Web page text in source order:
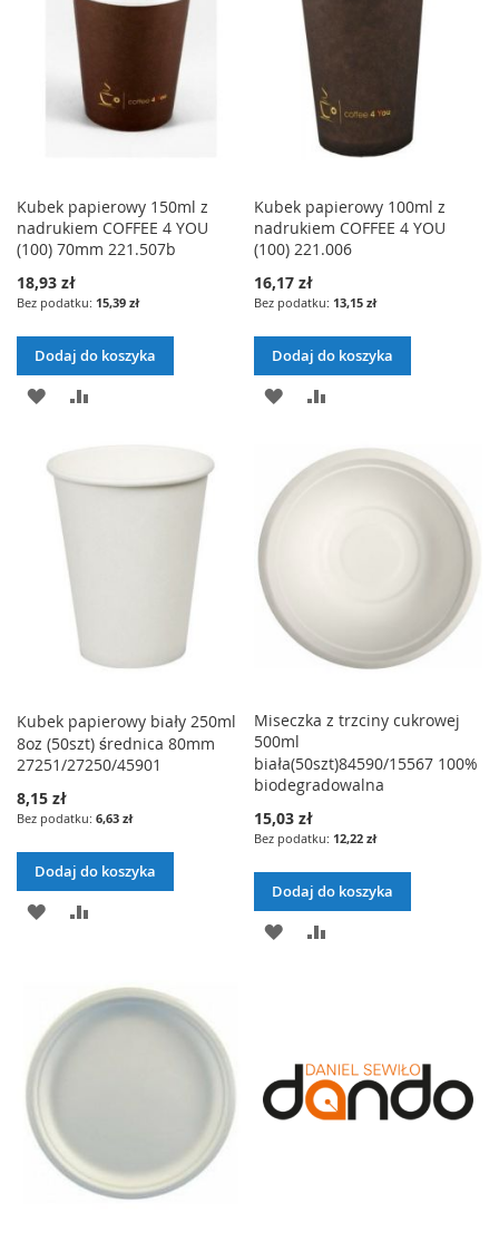
Kubek papierowy 150ml z
nadrukiem COFFEE 4 YOU
(100) 70mm 221.507b
18,93 zł
15,39 zł
Dodaj do koszyka
DODAJ
LISTY
ŻYCZEŃ
Kubek papierowy 100ml z
nadrukiem COFFEE 4 YOU
(100) 221.006
16,17 zł
13,15 zł
Dodaj do koszyka
DODAJ
LISTY
Kubek papierowy biały 250ml
8oz (50szt) średnica 80mm
27251/27250/45901
8,15 zł
6,63 zł
Dodaj do koszyka
DODAJ
ŻYCZEŃ
Miseczka z trzciny cukrowej
500ml
biała(50szt)84590/15567 100%
biodegradowalna
15,03 zł
12,22 zł
Dodaj do koszyka
DODAJ